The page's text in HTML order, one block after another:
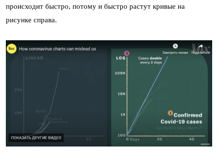
происходит быстро, потому и быстро растут кривые на
рисунке справа.